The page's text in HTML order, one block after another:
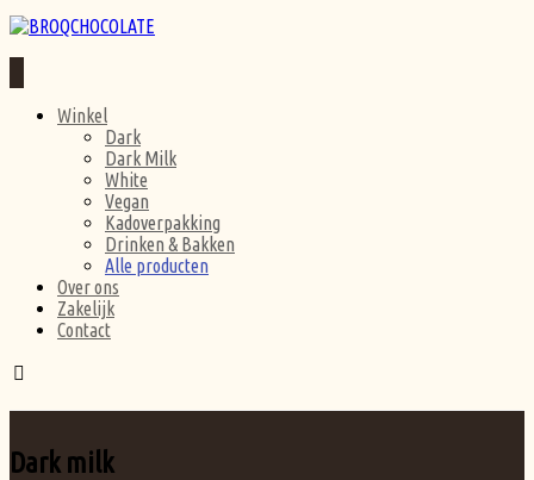
Winkel
Dark
Dark Milk
White
Vegan
Kadoverpakking
Drinken & Bakken
Alle producten
Over ons
Zakelijk
Contact
Dark milk